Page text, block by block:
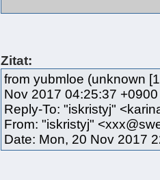
Zitat:
from yubmloe (unknown
Nov 2017 04:25:37
Reply-To: "iskristyj"
From: "iskristyj"
Date: Mon, 20 Nov 2017